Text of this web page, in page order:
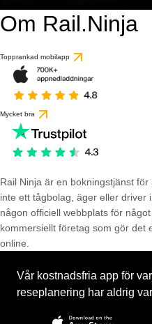
Om Rail.Ninja
Topprankad mobilapp
Mycket bra
Rail Ninja är en bokningstjänst
inte ett tågbolag, äger eller driver
någon officiell webbplats för
kommersiellt företag som gör det
online.
Vår kostnadsfria app för
reseplanering har aldrig